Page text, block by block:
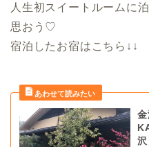
人生初スイートルームに
思おう♡
宿泊したお宿はこちら↓↓
沢